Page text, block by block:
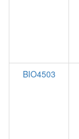
BIO4503